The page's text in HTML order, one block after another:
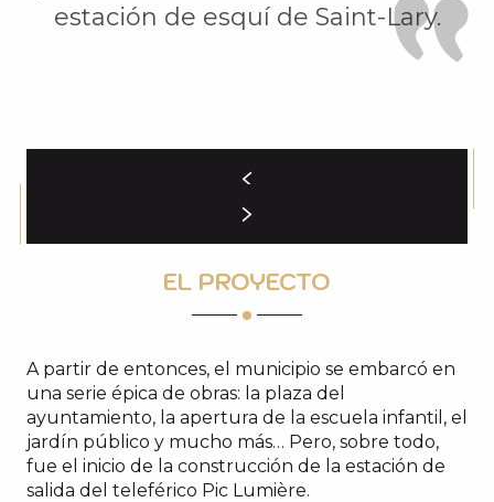
estación de esquí de Saint-Lary.
EL PROYECTO
A partir de entonces, el municipio se embarcó en
una serie épica de obras: la plaza del
ayuntamiento, la apertura de la escuela infantil, el
jardín público y mucho más… Pero, sobre todo,
fue el inicio de la construcción de la estación de
salida del teleférico Pic Lumière.